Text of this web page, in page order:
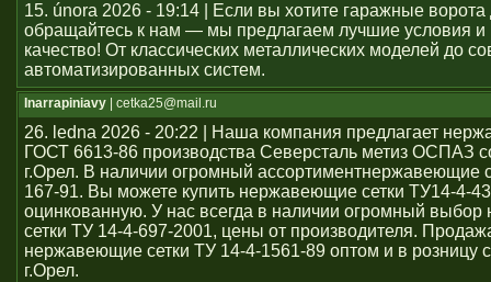
15. února 2026 - 19:14 | Если вы хотите гаражные
обращайтесь к нам — мы предлагаем лучшие условия и
качество! От классических металлических моделей до
автоматизированных систем.
Inarrapiniavy | cetka25@mail.ru
26. ledna 2026 - 20:22 | Наша компания предлагает
ГОСТ 6613-86 производства Северсталь метиз ОСПАЗ
г.Орел. В наличии огромный ассортиментнержавеющие
167-91. Вы можете купить нержавеющие сетки ТУ14-4-
оцинкованную. У нас всегда в наличии огромный
сетки ТУ 14-4-697-2001, цены от производителя.
нержавеющие сетки ТУ 14-4-1561-89 оптом и в розницу
г.Орел.